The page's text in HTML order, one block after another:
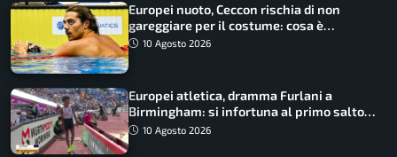
Europei nuoto, Ceccon rischia di non
gareggiare per il costume: cosa è
successo
10 Agosto 2026
Europei atletica, dramma Furlani a
Birmingham: si infortuna al primo salto
ed esce in carrozzina
10 Agosto 2026